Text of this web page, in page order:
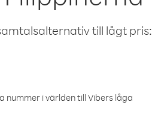
till lågt pris:
i världen till Vibers låga